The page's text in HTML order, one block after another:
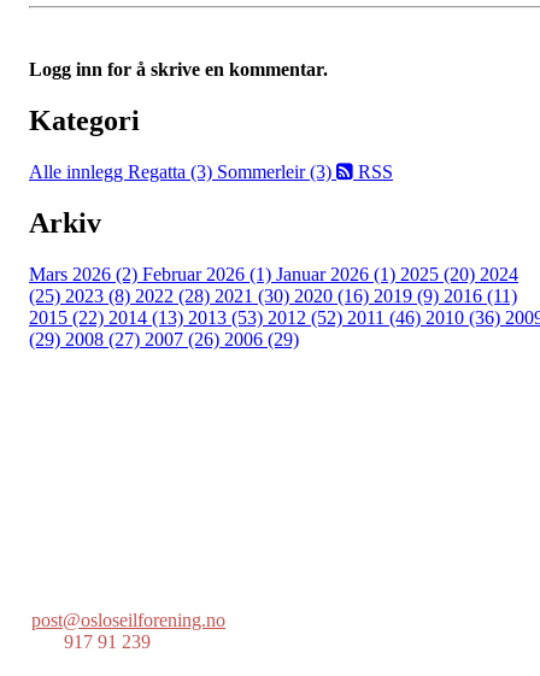
Logg inn for å skrive en kommentar.
Kategori
Alle innlegg Regatta (3) Sommerleir (3) RSS
Arkiv
Mars 2026 (2) Februar 2026 (1) Januar 2026 (1) 2025 (20) 2024
(25) 2023 (8) 2022 (28) 2021 (30) 2020 (16) 2019 (9) 2016 (11)
2015 (22) 2014 (13) 2013 (53) 2012 (52) 2011 (46) 2010 (36)
(29) 2008 (27) 2007 (26) 2006 (29)
post@osloseilforening.no
917 91 239